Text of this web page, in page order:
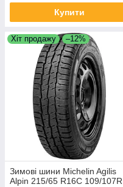
Купити
Хіт продажу –12%
Зимові шини Michelin Agilis
Alpin 215/65 R16C 109/107R